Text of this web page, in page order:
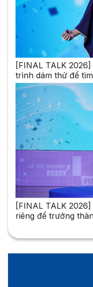
[FINAL TALK
trình dám thử để
[FINAL TALK
riêng để trưởng